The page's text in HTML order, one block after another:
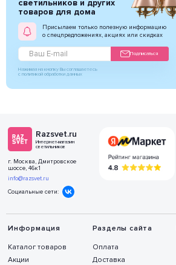
светильников и других
товаров для дома
Присылаем только полезную информацию
о спецпредложениях, акциях или скидках
Подписаться
Нажимая на кнопку Вы соглашаетесь
с политикой обработки данных
Razsvet.ru
Интернет-магазин
светильников
г. Москва, Дмитровское
шоссе, 46к1
info@razsvet.ru
Социальные сети:
Информация
Каталог товаров
Акции
Разделы сайта
Оплата
Доставка